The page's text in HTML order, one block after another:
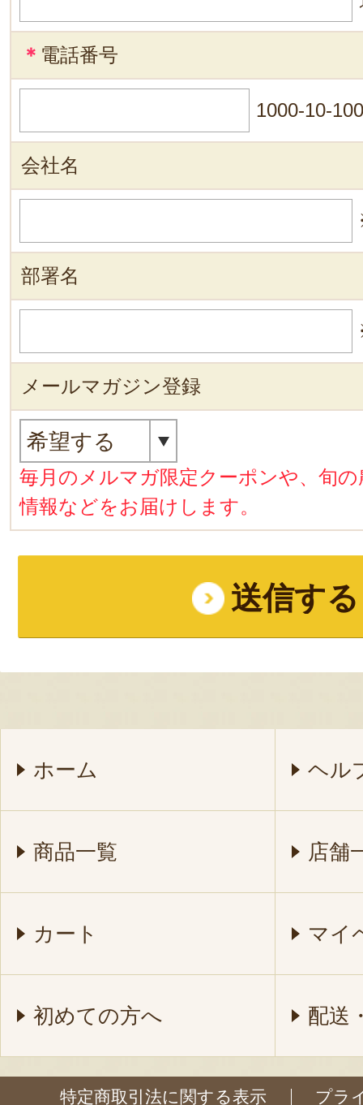
＊ 電話番号
1000-10-
会社名
部署名
メールマガジン登録
毎月のメルマガ限定クーポンや、旬
情報などをお届けします。
ホーム ヘル
商品一覧 店舗
カート マイ
初めての方へ 配送
特定商取引法に関する表示 プラ